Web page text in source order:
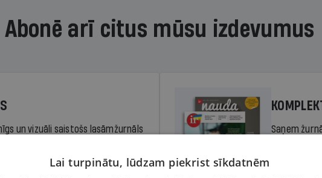
Abonē arī citus mūsu izdevumus
un vizuāli saistošs lasāmžurnāls
Saņem
pilnu
Lai turpinātu, lūdzam piekrist sīkdatnēm